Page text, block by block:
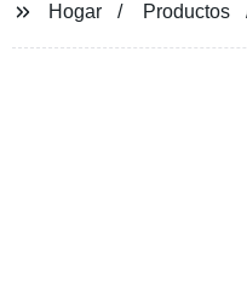
Hogar Productos